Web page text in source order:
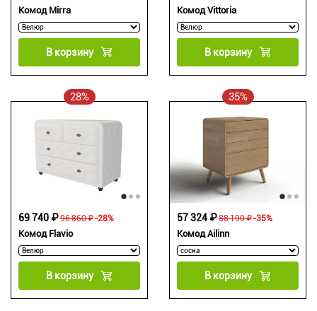
Комод Mirra
В корзину
Комод Vittoria
В корзину
28%
Комод Flavio
96 860 ₽
69 740 ₽ -28%
В корзину
35%
Комод Ailinn
88 190 ₽
57 324 ₽ -35%
В корзину